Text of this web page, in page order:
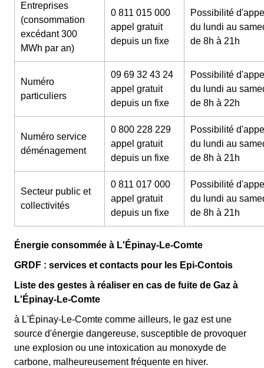
Entreprises
(consommation
excédant 300
MWh par an)
0 811 015 000
appel gratuit
depuis un fixe
Possibilité
du lundi au
de 8h à 21h
Numéro
particuliers
09 69 32 43 24
appel gratuit
depuis un fixe
Possibilité
du lundi au
de 8h à 22h
Numéro service
déménagement
0 800 228 229
appel gratuit
depuis un fixe
Possibilité
du lundi au
de 8h à 21h
Secteur public et
collectivités
0 811 017 000
appel gratuit
depuis un fixe
Possibilité
du lundi au
de 8h à 21h
Énergie consommée à L'Épinay-Le-Comte
GRDF : services et contacts pour les Epi-Contois
Liste des gestes à réaliser en cas de fuite de Gaz à
L'Épinay-Le-Comte
à L'Épinay-Le-Comte comme ailleurs, le gaz est une
source d'énergie dangereuse, susceptible de provoquer
une explosion ou une intoxication au monoxyde de
carbone, malheureusement fréquente en hiver.